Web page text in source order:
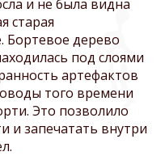
и не была видна
старая
Бортевое дерево
под слоями
артефактов
того времени
Это позволило
и запечатать внутри